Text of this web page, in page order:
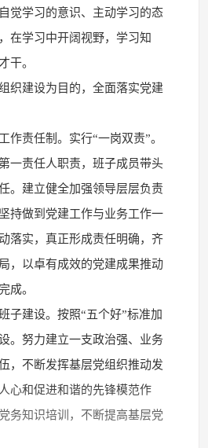
觉学习的意识、主动学习的态
在学习中开阔视野，学习知
干。
建设为目的，全面落实党建
责任制。实行“一岗双责”。
一责任人职责，班子成员带头
。建立健全加强领导层层负责
持做到党建工作与业务工作一
落实，真正形成责任明确，齐
，以卓有成效的党建成果推动
成。
建设。按照“五个好”标准加
。努力建立一支政治强、业务
，不断发挥基层党组织推动发
心和促进和谐的先锋模范作
务知识培训，不断提高基层党